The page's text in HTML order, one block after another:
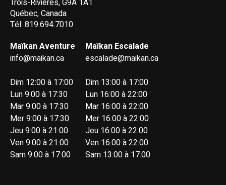
Trois-Rivières, G9A 1A1
Québec, Canada
Tél: 819.694.7010
Maïkan Aventure
info@maikan.ca
Dim 12:00 à 17:00
Lun 9:00 à 17:30
Mar 9:00 à 17:30
Mer 9:00 à 17:30
Jeu 9:00 à 21:00
Ven 9:00 à 21:00
Sam 9:00 à 17:00
Maïkan Escalade
escalade@maikan.ca
Dim 13:00 à 17:00
Lun 16:00 à 22:00
Mar 16:00 à 22:00
Mer 16:00 à 22:00
Jeu 16:00 à 22:00
Ven 16:00 à 22:00
Sam 13:00 à 17:00